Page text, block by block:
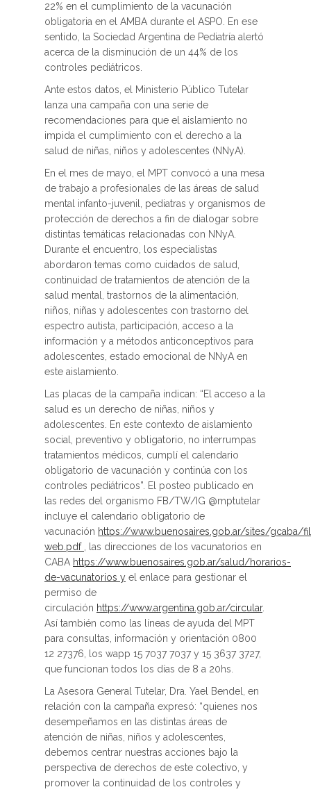
22% en el cumplimiento de la vacunación
obligatoria en el AMBA durante el ASPO. En ese
sentido, la Sociedad Argentina de Pediatría alertó
acerca de la disminución de un 44% de los
controles pediátricos.
Ante estos datos, el Ministerio Público Tutelar
lanza una campaña con una serie de
recomendaciones para que el aislamiento no
impida el cumplimiento con el derecho a la
salud de niñas, niños y adolescentes (NNyA).
En el mes de mayo, el MPT convocó a una mesa
de trabajo a profesionales de las áreas de salud
mental infanto-juvenil, pediatras y organismos de
protección de derechos a fin de dialogar sobre
distintas temáticas relacionadas con NNyA.
Durante el encuentro, los especialistas
abordaron temas como cuidados de salud,
continuidad de tratamientos de atención de la
salud mental, trastornos de la alimentación,
niños, niñas y adolescentes con trastorno del
espectro autista, participación, acceso a la
información y a métodos anticonceptivos para
adolescentes, estado emocional de NNyA en
este aislamiento.
Las placas de la campaña indican: “El acceso a la
salud es un derecho de niñas, niños y
adolescentes. En este contexto de aislamiento
social, preventivo y obligatorio, no interrumpas
tratamientos médicos, cumplí el calendario
obligatorio de vacunación y continúa con los
controles pediátricos”. El posteo publicado en
las redes del organismo FB/TW/IG @mptutelar
incluye el calendario obligatorio de
vacunación https://www.buenosaires.gob.ar/sites/gcaba/
web.pdf
, las direcciones de los vacunatorios en
CABA https://www.buenosaires.gob.ar/salud/horarios-
de-vacunatorios y el enlace para gestionar el
permiso de
circulación https://www.argentina.gob.ar/circular.
Así también como las líneas de ayuda del MPT
para consultas, información y orientación 0800
12 27376, los wapp 15 7037 7037 y 15 3637 3727,
que funcionan todos los días de 8 a 20hs.
La Asesora General Tutelar, Dra. Yael Bendel, en
relación con la campaña expresó: “quienes nos
desempeñamos en las distintas áreas de
atención de niñas, niños y adolescentes,
debemos centrar nuestras acciones bajo la
perspectiva de derechos de este colectivo, y
promover la continuidad de los controles y